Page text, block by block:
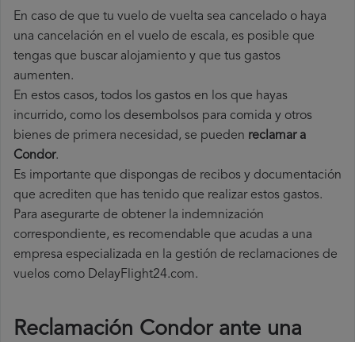
En caso de que tu vuelo de vuelta sea cancelado o haya
una cancelación en el vuelo de escala, es posible que
tengas que buscar alojamiento y que tus gastos
aumenten.
En estos casos, todos los gastos en los que hayas
incurrido, como los desembolsos para comida y otros
bienes de primera necesidad, se pueden reclamar a
Condor.
Es importante que dispongas de recibos y documentación
que acrediten que has tenido que realizar estos gastos.
Para asegurarte de obtener la indemnización
correspondiente, es recomendable que acudas a una
empresa especializada en la gestión de reclamaciones de
vuelos como DelayFlight24.com.
Reclamación Condor ante una